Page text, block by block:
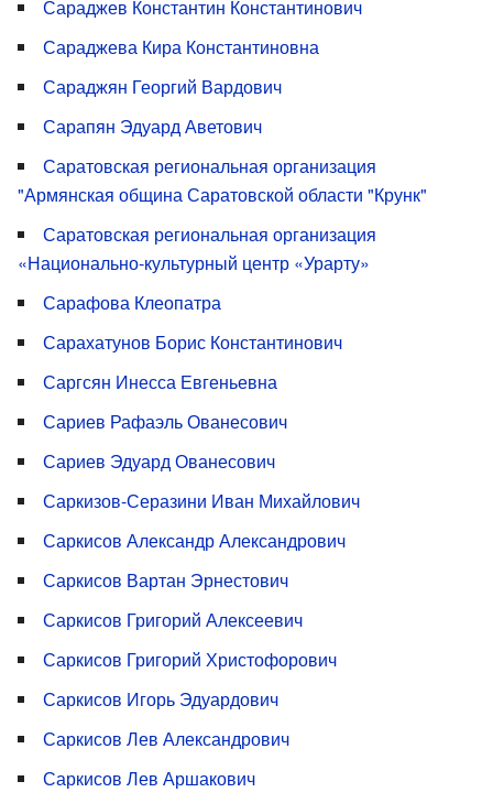
Сараджев Константин Константинович
Сараджева Кира Константиновна
Сараджян Георгий Вардович
Сарапян Эдуард Аветович
Саратовская региональная организация
"Армянская община Саратовской области "Крунк"
Саратовская региональная организация
«Национально-культурный центр «Урарту»
Сарафова Клеопатра
Сарахатунов Борис Константинович
Саргсян Инесса Евгеньевна
Сариев Рафаэль Ованесович
Сариев Эдуард Ованесович
Саркизов-Серазини Иван Михайлович
Саркисов Александр Александрович
Саркисов Вартан Эрнестович
Саркисов Григорий Алексеевич
Саркисов Григорий Христофорович
Саркисов Игорь Эдуардович
Саркисов Лев Александрович
Саркисов Лев Аршакович